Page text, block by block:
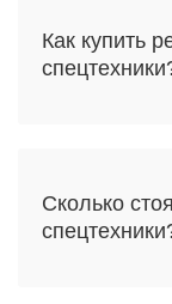
Как купить
Сколько